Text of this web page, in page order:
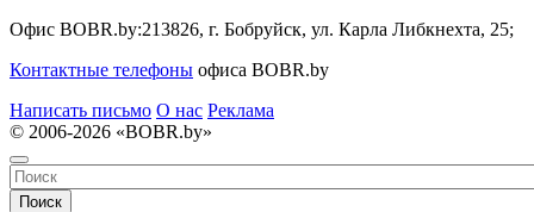
Офис BOBR.by:213826, г. Бобруйск, ул. Карла Либкнехта, 25;
Контактные телефоны офиса BOBR.by
Написать письмо О нас Реклама
© 2006-2026 «BOBR.by»
Поиск